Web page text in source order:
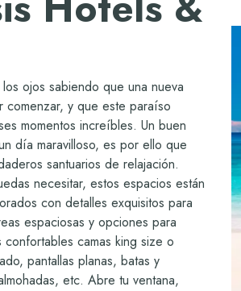
ojos sabiendo que una nueva
comenzar, y que este paraíso
momentos increíbles. Un buen
día maravilloso, es por ello que
santuarios de relajación.
necesitar, estos espacios están
con detalles exquisitos para
espaciosas y opciones para
camas king size o
pantallas planas, batas y
etc. Abre tu ventana,